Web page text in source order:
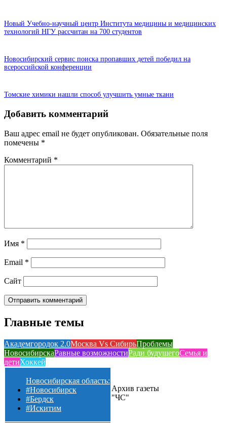
Новый Учебно-научный центр Института медицины и медицинских
технологий НГУ рассчитан на 700 студентов
Новосибирский сервис поиска пропавших детей победил на
всероссийской конференции
Томские химики нашли способ улучшить умные ткани
Добавить комментарий
Ваш адрес email не будет опубликован. Обязательные поля
помечены *
Комментарий *
Имя *
Email *
Сайт
Главные темы
Академгородок 2.0Москва Vs СибирьПроблемы
НовосибирскаРавные возможностиРади будущегоСемья и
детиХоккей
Новосибирская область:
#Новосибирск
#Бердск
#Искитим
Архив газеты
"ЧС"